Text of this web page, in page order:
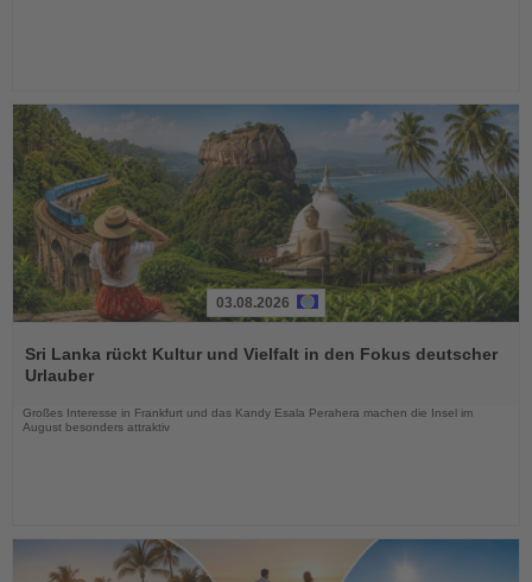
Sie
die
03.08.2026
Sri Lanka rückt Kultur und Vielfalt in den Fokus deutscher
Urlauber
Großes Interesse in Frankfurt und das Kandy Esala Perahera machen die Insel im
August besonders attraktiv